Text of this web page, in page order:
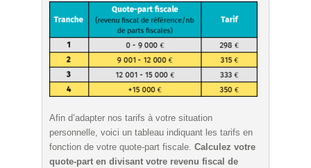
Afin d’adapter nos tarifs à votre situation
personnelle, voici un tableau indiquant les tarifs en
fonction de votre quote-part fiscale. Calculez votre
quote-part en divisant votre revenu fiscal de